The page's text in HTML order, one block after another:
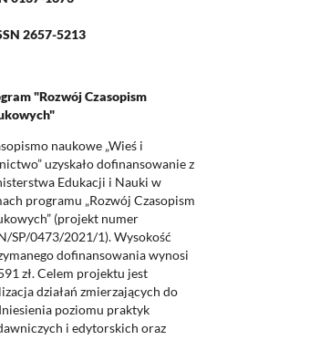
2657-5213
"Rozwój Czasopism
naukowe „Wieś i
uzyskało dofinansowanie z
Edukacji i Nauki w
programu „Rozwój Czasopism
(projekt numer
SP/0473/2021/1). Wysokość
dofinansowania wynosi
zł. Celem projektu jest
działań zmierzających do
poziomu praktyk
i edytorskich oraz